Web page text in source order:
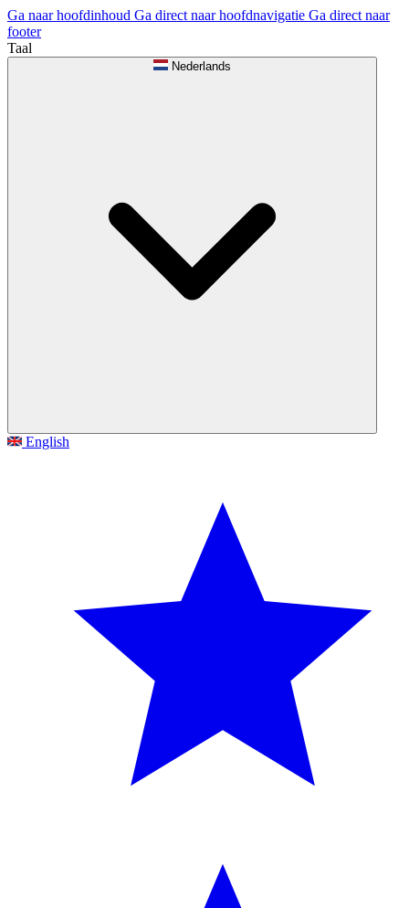
Ga naar hoofdinhoud Ga direct naar hoofdnavigatie Ga direct naar
footer
Taal
Nederlands
English